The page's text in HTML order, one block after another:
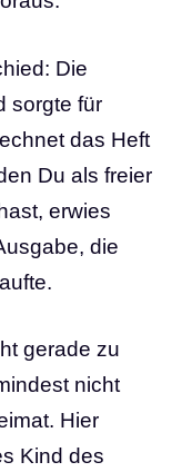
Die
sorgte für
das Heft
Du als freier
erwies
die
gerade zu
nicht
Hier
Kind des